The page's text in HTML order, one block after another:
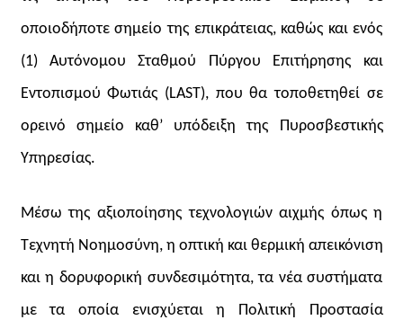
οποιοδήποτε σημείο της επικράτειας, καθώς και ενός
(1) Αυτόνομου Σταθμού Πύργου Επιτήρησης και
Εντοπισμού Φωτιάς (LAST), που θα τοποθετηθεί σε
ορεινό σημείο καθ’ υπόδειξη της Πυροσβεστικής
Υπηρεσίας.
Μέσω της αξιοποίησης τεχνολογιών αιχμής όπως η
Τεχνητή Νοημοσύνη, η οπτική και θερμική απεικόνιση
και η δορυφορική συνδεσιμότητα, τα νέα συστήματα
με τα οποία ενισχύεται η Πολιτική Προστασία